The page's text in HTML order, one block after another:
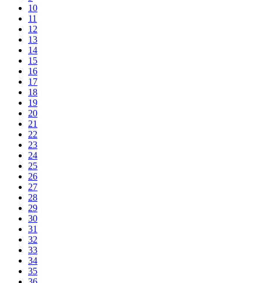
10
11
12
13
14
15
16
17
18
19
20
21
22
23
24
25
26
27
28
29
30
31
32
33
34
35